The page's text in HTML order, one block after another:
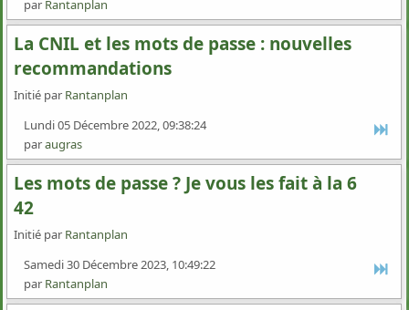
par Rantanplan
La CNIL et les mots de passe : nouvelles
recommandations
Initié par Rantanplan
Lundi 05 Décembre 2022, 09:38:24
paraugras
Les mots de passe ? Je vous les fait à la 6
42
Initié par Rantanplan
Samedi 30 Décembre 2023, 10:49:22
par Rantanplan